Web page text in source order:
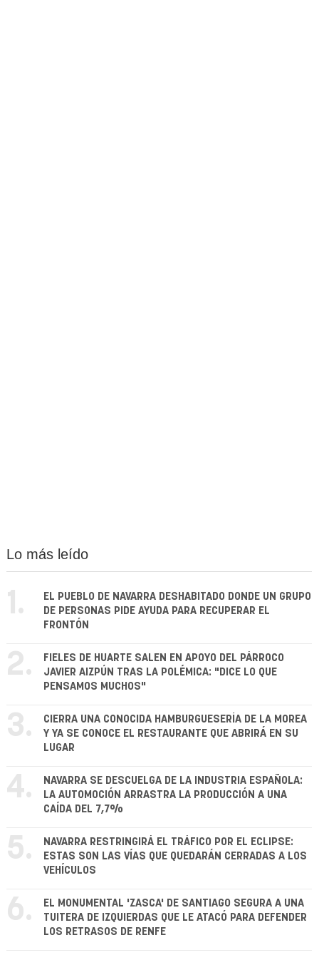
Lo más leído
1.
EL PUEBLO DE NAVARRA DESHABITADO DONDE UN GRUPO
DE PERSONAS PIDE AYUDA PARA RECUPERAR EL
FRONTÓN
2.
FIELES DE HUARTE SALEN EN APOYO DEL PÁRROCO
JAVIER AIZPÚN TRAS LA POLÉMICA: "DICE LO QUE
PENSAMOS MUCHOS"
3.
CIERRA UNA CONOCIDA HAMBURGUESERÍA DE LA MOREA
Y YA SE CONOCE EL RESTAURANTE QUE ABRIRÁ EN SU
LUGAR
4.
NAVARRA SE DESCUELGA DE LA INDUSTRIA ESPAÑOLA:
LA AUTOMOCIÓN ARRASTRA LA PRODUCCIÓN A UNA
CAÍDA DEL 7,7%
5.
NAVARRA RESTRINGIRÁ EL TRÁFICO POR EL ECLIPSE:
ESTAS SON LAS VÍAS QUE QUEDARÁN CERRADAS A LOS
VEHÍCULOS
6.
EL MONUMENTAL 'ZASCA' DE SANTIAGO SEGURA A UNA
TUITERA DE IZQUIERDAS QUE LE ATACÓ PARA DEFENDER
LOS RETRASOS DE RENFE